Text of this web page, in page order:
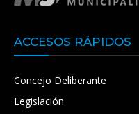
ACCESOS RÁPIDOS
Concejo Deliberante
Legislación